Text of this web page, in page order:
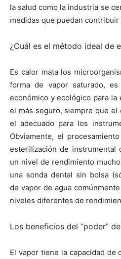
la salud como la industria se
medidas que puedan
¿Cuál es el método ideal de
Es calor mata los
forma de vapor saturado,
económico y ecológico para la
el más seguro, siempre que
el adecuado para los
Obviamente, el
esterilización de instrumental
un nivel de rendimiento
una sonda dental sin bolsa
de vapor de agua
niveles diferentes de
Los beneficios del “poder”
El vapor tiene la capacidad de